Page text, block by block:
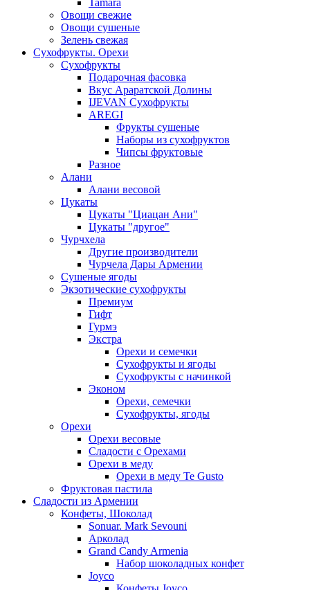
Tamara
Овощи свежие
Овощи сушеные
Зелень свежая
Сухофрукты. Орехи
Сухофрукты
Подарочная фасовка
Вкус Араратской Долины
IJEVAN Сухофрукты
AREGI
Фрукты сушеные
Наборы из сухофруктов
Чипсы фруктовые
Разное
Алани
Алани весовой
Цукаты
Цукаты "Циацан Ани"
Цукаты "другое"
Чурчхела
Другие производители
Чурчела Дары Армении
Сушеные ягоды
Экзотические сухофрукты
Премиум
Гифт
Гурмэ
Экстра
Орехи и семечки
Сухофрукты и ягоды
Сухофрукты с начинкой
Эконом
Орехи, семечки
Сухофрукты, ягоды
Орехи
Орехи весовые
Сладости с Орехами
Орехи в меду
Орехи в меду Te Gusto
Фруктовая пастила
Сладости из Армении
Конфеты, Шоколад
Sonuar. Mark Sevouni
Арколад
Grand Candy Armenia
Набор шоколадных конфет
Joyco